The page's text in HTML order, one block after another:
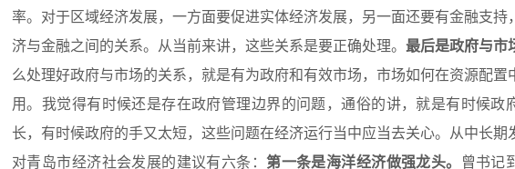
率。对于区域经济发展，一方面要促进实体经济发展，另一面还要有金融支持
济与金融之间的关系。从当前来讲，这些关系是要正确处理。 最后是政府与市
么处理好政府与市场的关系，就是有为政府和有效市场，市场如何在资源配置
用。我觉得有时候还是存在政府管理边界的问题，通俗的讲，就是有时候政
长，有时候政府的手又太短，这些问题在经济运行当中应当去关心。从中长期
对青岛市经济社会发展的建议有六条：第一条是海洋经济做强龙头。
曾书记